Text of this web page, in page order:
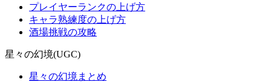
プレイヤーランクの上げ方
キャラ熟練度の上げ方
酒場挑戦の攻略
星々の幻境(UGC)
星々の幻境まとめ